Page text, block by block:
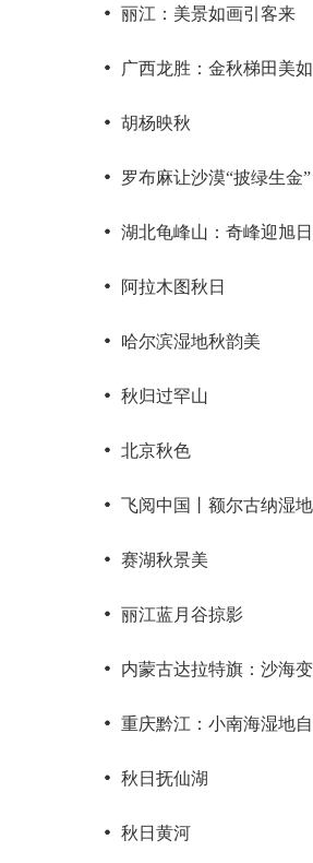
丽江：美景如画引客来
广西龙胜：金秋梯田美
胡杨映秋
罗布麻让沙漠“披绿生金”
湖北龟峰山：奇峰迎旭日
阿拉木图秋日
哈尔滨湿地秋韵美
秋归过罕山
北京秋色
飞阅中国丨额尔古纳湿
赛湖秋景美
丽江蓝月谷掠影
内蒙古达拉特旗：沙海
重庆黔江：小南海湿地
秋日抚仙湖
秋日黄河